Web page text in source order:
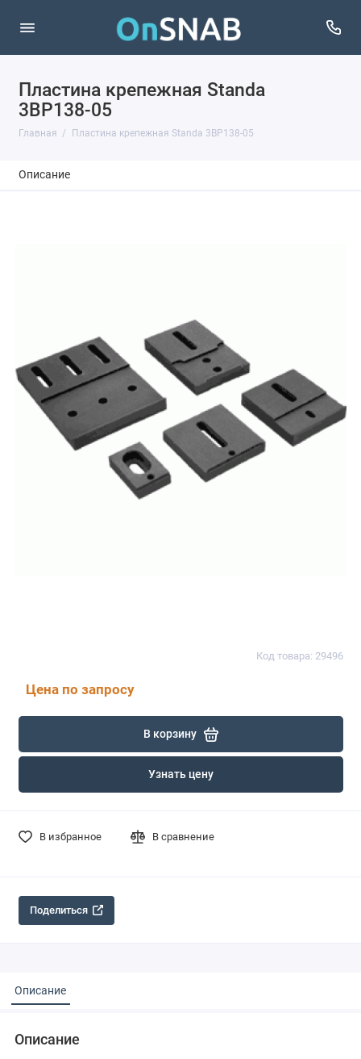
Пластина крепежная Standa
3BP138-05
Главная Пластина крепежная Standa 3BP138-05
Описание
Код товара: 29496
Цена по запросу
В корзину
Узнать цену
В избранное В сравнение
Поделиться
Описание
Описание